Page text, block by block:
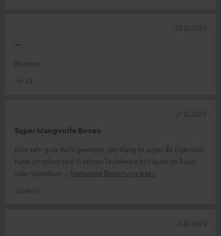
--
Bestens
Hr. O.
23.12.2024
Super klangvolle Boxen
Eine sehr gute Wahl gewesen, der Klang ist super 👍 Eigentlich
habe ich schon seid 15 Jahren Teufelware im Hause ob Radio
oder Soundsyst
Komplette Bewertung lesen
Stefan V.
21.12.2024
15.12.2024